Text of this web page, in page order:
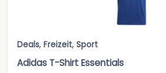
Deals, Freizeit, Sport
Adidas T-Shirt Essentials